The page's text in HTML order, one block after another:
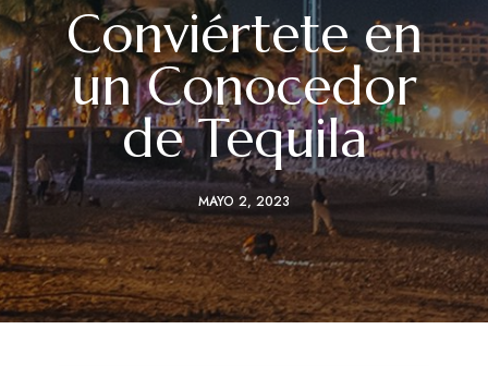
Conviértete en
un Conocedor
de Tequila
MAYO 2, 2023